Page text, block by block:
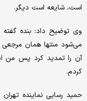
است، شایعه است دیگر.
می‌شود منتها همان مرجعی
آن را تمدید کرد پس من
کردم.
حمید رسایی نماینده